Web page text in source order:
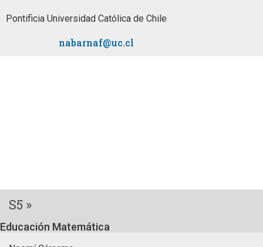
Pontificia Universidad Católica de Chile
nabarnaf@uc.cl
S5 »
Educación Matemática